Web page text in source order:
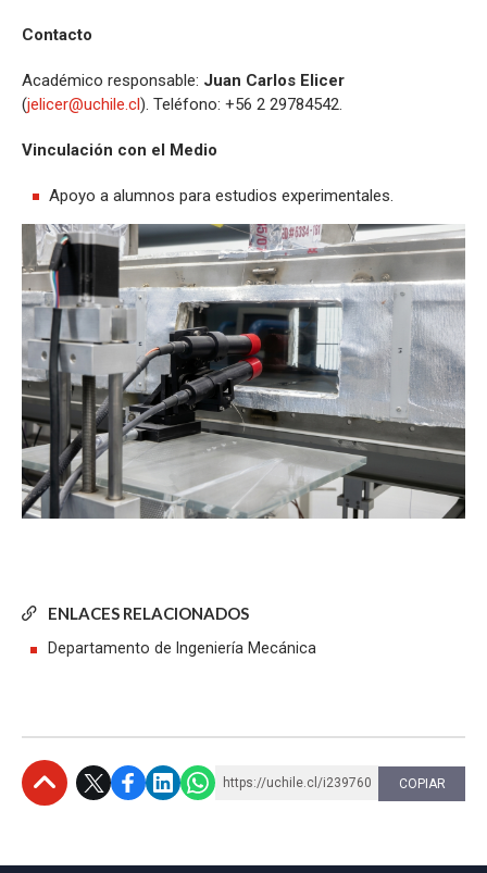
ENLACES RELACIONADOS
Departamento de Ingeniería Mecánica
Contacto
Académico responsable: Juan Carlos Elicer
(jelicer@uchile.cl). Teléfono: +56 2 29784542.
Vinculación con el Medio
Apoyo a alumnos para estudios experimentales.
https://uchile.cl/i239760 COPIAR